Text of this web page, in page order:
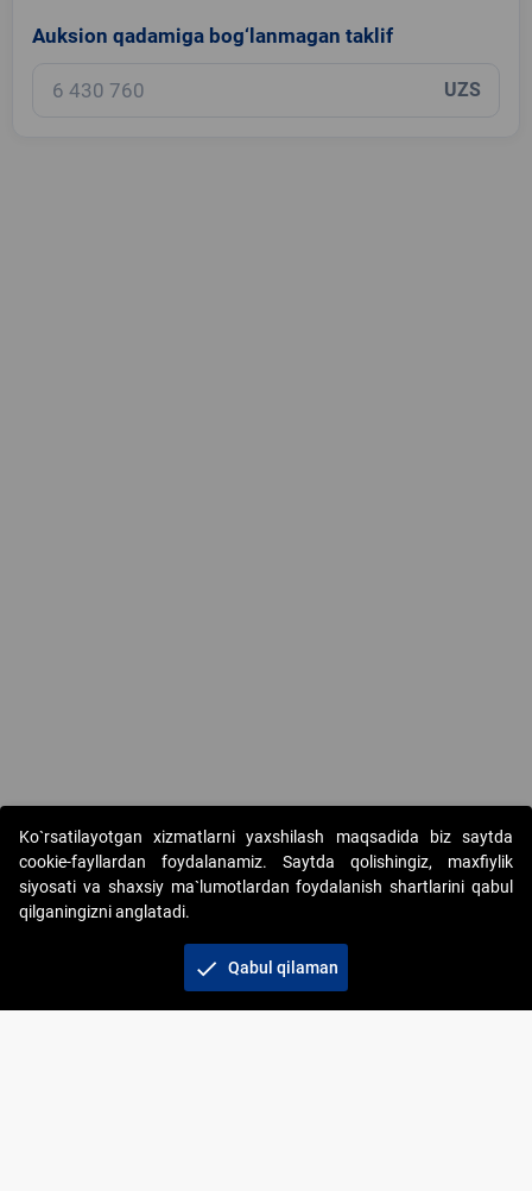
Auksion qadamiga bog‘lanmagan taklif
UZS
Copyright © 2017-2026. "Elektron onlayn-auksionlarni
tashkil etish" AJ. Barcha huquqlar himoyalangan
Ko`rsatilayotgan xizmatlarni yaxshilash maqsadida biz saytda
cookie-fayllardan foydalanamiz. Saytda qolishingiz, maxfiylik
siyosati va shaxsiy ma`lumotlardan foydalanish shartlarini qabul
qilganingizni anglatadi.
check Qabul qilaman